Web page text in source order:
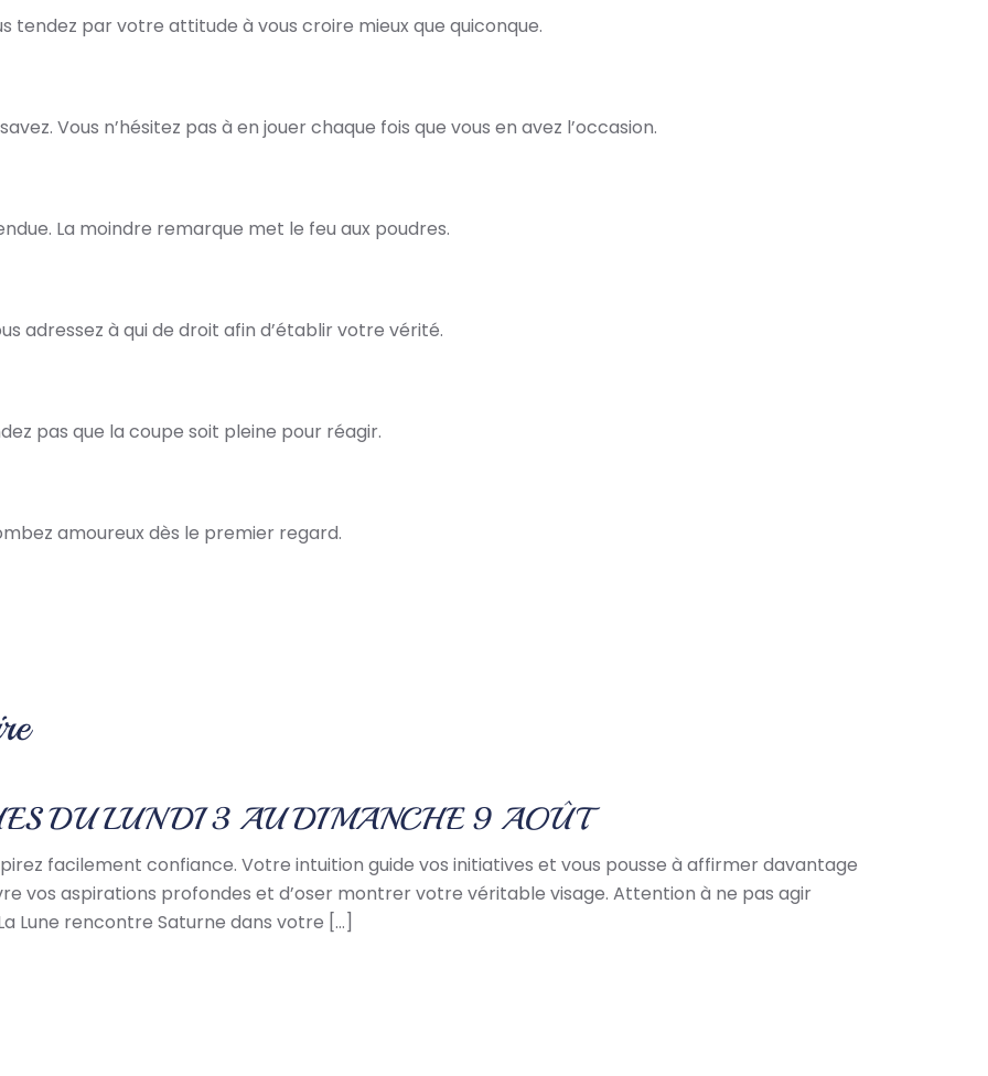
tendez par votre attitude à vous croire mieux que quiconque.
Vous n’hésitez pas à en jouer chaque fois que vous en avez l’occasion.
La moindre remarque met le feu aux poudres.
adressez à qui de droit afin d’établir votre vérité.
pas que la coupe soit pleine pour réagir.
amoureux dès le premier regard.
DU LUNDI 3 AU DIMANCHE 9 AOÛT
facilement confiance. Votre intuition guide vos initiatives et vous pousse à affirmer davantage
vos aspirations profondes et d’oser montrer votre véritable visage. Attention à ne pas agir
Lune rencontre Saturne dans votre […]